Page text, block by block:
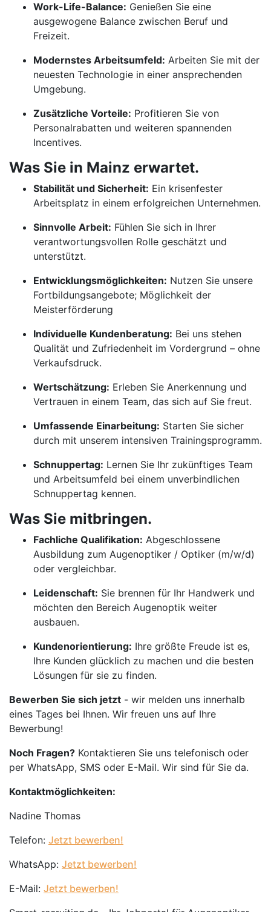
Work-Life-Balance: Genießen Sie eine
ausgewogene Balance zwischen Beruf und
Freizeit.
Modernstes Arbeitsumfeld: Arbeiten Sie mit der
neuesten Technologie in einer ansprechenden
Umgebung.
Zusätzliche Vorteile: Profitieren Sie von
Personalrabatten und weiteren spannenden
Incentives.
Was Sie in Mainz erwartet.
Stabilität und Sicherheit: Ein krisenfester
Arbeitsplatz in einem erfolgreichen Unternehmen.
Sinnvolle Arbeit: Fühlen Sie sich in Ihrer
verantwortungsvollen Rolle geschätzt und
unterstützt.
Entwicklungsmöglichkeiten: Nutzen Sie unsere
Fortbildungsangebote; Möglichkeit der
Meisterförderung
Individuelle Kundenberatung: Bei uns stehen
Qualität und Zufriedenheit im Vordergrund – ohne
Verkaufsdruck.
Wertschätzung: Erleben Sie Anerkennung und
Vertrauen in einem Team, das sich auf Sie freut.
Umfassende Einarbeitung: Starten Sie sicher
durch mit unserem intensiven Trainingsprogramm.
Schnuppertag: Lernen Sie Ihr zukünftiges Team
und Arbeitsumfeld bei einem unverbindlichen
Schnuppertag kennen.
Was Sie mitbringen.
Fachliche Qualifikation: Abgeschlossene
Ausbildung zum Augenoptiker / Optiker (m/w/d)
oder vergleichbar.
Leidenschaft: Sie brennen für Ihr Handwerk und
möchten den Bereich Augenoptik weiter
ausbauen.
Kundenorientierung: Ihre größte Freude ist es,
Ihre Kunden glücklich zu machen und die besten
Lösungen für sie zu finden.
Bewerben Sie sich jetzt - wir melden uns innerhalb
eines Tages bei Ihnen. Wir freuen uns auf Ihre
Bewerbung!
Noch Fragen? Kontaktieren Sie uns telefonisch oder
per WhatsApp, SMS oder E-Mail. Wir sind für Sie da.
Kontaktmöglichkeiten:
Nadine Thomas
Telefon: Jetzt bewerben!
WhatsApp: Jetzt bewerben!
E-Mail: Jetzt bewerben!